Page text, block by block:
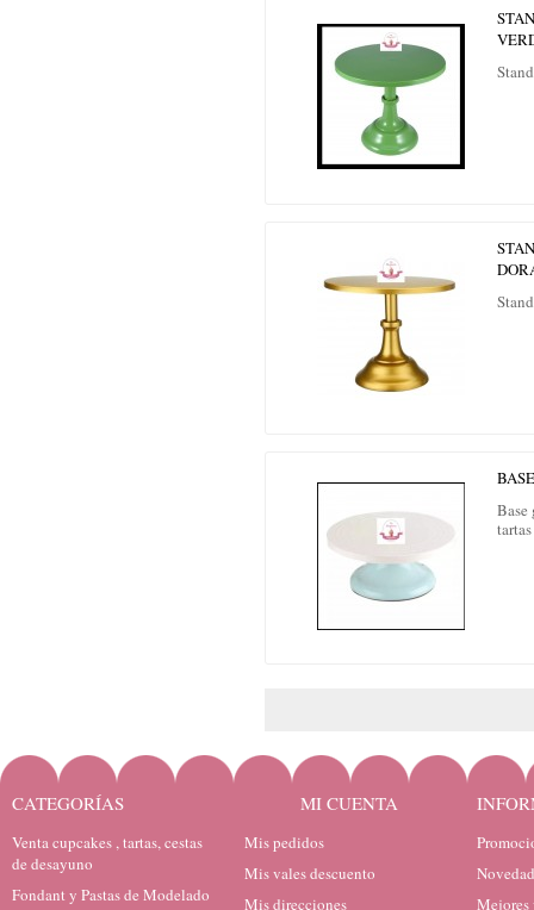
Base
CATEGORÍAS
Venta cupcakes , tartas, cestas
de desayuno
Fondant y Pastas de Modelado
MI CUENTA
Mis pedidos
Mis vales descuento
Mis direcciones
Mejores